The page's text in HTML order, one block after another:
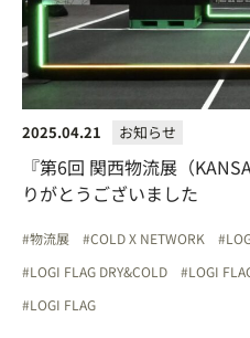
2025.04.21 お知らせ
『第6回 関西物流展（
りがとうございました
物流展 COLD X NETWORK
LOGI FLAG DRY&COLD
LOGI
LOGI FLAG